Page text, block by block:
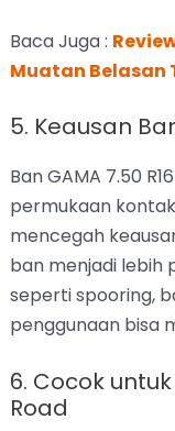
Baca Juga :
Muatan Belasan
5. Keausan
Ban GAMA 7.50
permukaan
mencegah
ban menjadi lebih
seperti spooring,
penggunaan bisa
6. Cocok
Road